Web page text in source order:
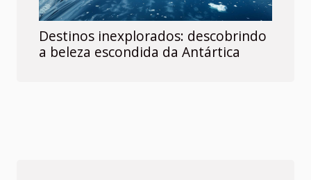
Destinos inexplorados: descobrindo
a beleza escondida da Antártica